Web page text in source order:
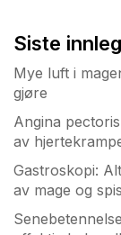
Siste
Mye luft i
gjøre
Angina
av
Gastroskopi:
av mage og